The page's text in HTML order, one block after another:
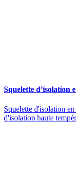
Squelette d’isolation
Squelette d'isolation
d'isolation haute